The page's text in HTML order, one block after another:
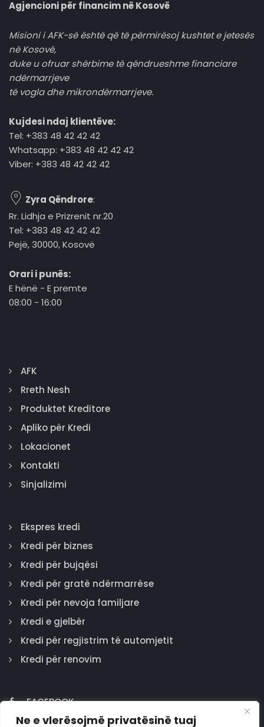
Ne e vlerësojmë privatësinë tuaj
Agjencioni për financim në Kosovë
Misioni i AFK-së është që të përmirësoj kushtet e jetesës
në Kosovë,
duke u ofruar shërbime të qëndrueshme financiare
ndërmarrjeve
të vogla dhe mikrondërmarrjeve.
Kujdesi ndaj klientëve:
Tel: +383 48 42 42 42
Whatsapp: +383 48 42 42 42
Viber: +383 48 42 42 42
Zyra Qëndrore:
Rr. Lidhja e Prizrenit nr.20
Tel: +383 48 42 42 42
Pejë, 30000, Kosovë
Orari i punës:
E hënë - E premte
08:00 - 16:00
AFK
Rreth Nesh
Produktet Kreditore
Apliko për Kredi
Lokacionet
Kontakti
Sinjalizimi
Ekspres kredi
Kredi për biznes
Kredi për bujqësi
Kredi për gratë ndërmarrëse
Kredi për nevoja familjare
Kredi e gjelbër
Kredi për regjistrim të automjetit
Kredi për renovim
FACEBOOK
GOOGLE